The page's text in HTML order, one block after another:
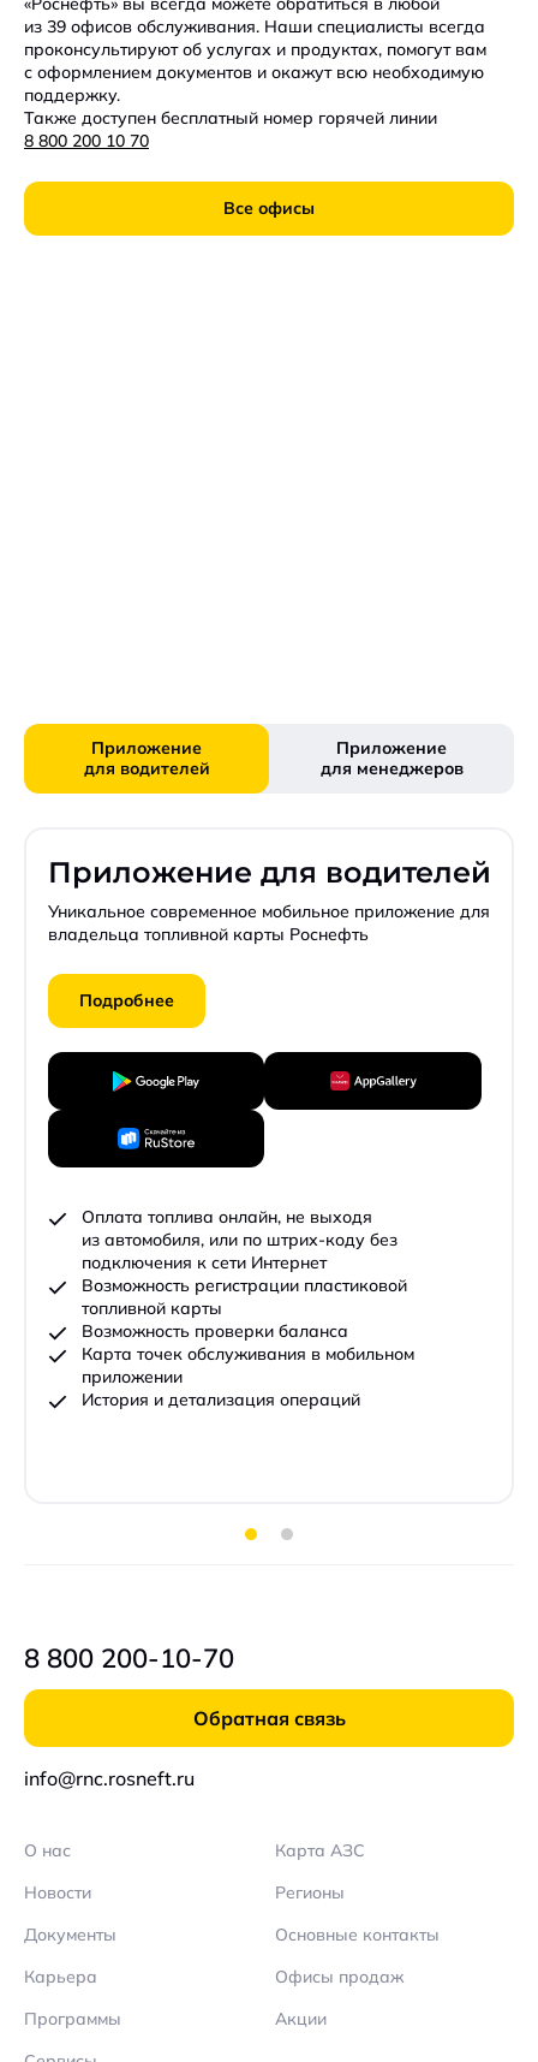
из 39 офисов обслуживания. Наши специалисты всегда
проконсультируют об услугах и продуктах, помогут вам
с оформлением документов и окажут всю необходимую
поддержку.
Также доступен бесплатный номер горячей линии
8 800 200 10 70
Все офисы
Приложение
для водителей
Приложение
для менеджеров
Приложение для водителей
Уникальное современное мобильное приложение для
владельца топливной карты Роснефть
Подробнее
Оплата топлива онлайн, не выходя
из автомобиля, или по штрих-коду без
подключения к сети Интернет
Возможность регистрации пластиковой
топливной карты
Возможность проверки баланса
Карта точек обслуживания в мобильном
приложении
История и детализация операций
Обратная связь
8 800 200-10-70
info@rnc.rosneft.ru
О нас
Новости
Документы
Карьера
Программы
Карта АЗС
Регионы
Основные контакты
Офисы продаж
Акции